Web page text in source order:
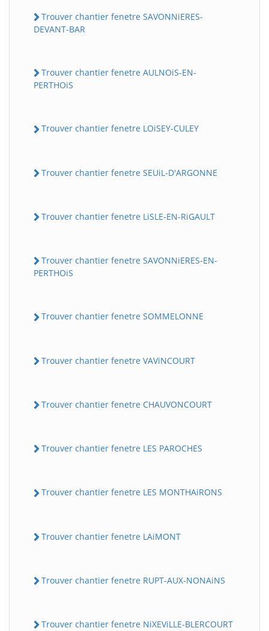
Trouver chantier fenetre SAVONNiERES-
DEVANT-BAR
Trouver chantier fenetre AULNOiS-EN-
PERTHOiS
Trouver chantier fenetre LOiSEY-CULEY
Trouver chantier fenetre SEUiL-D'ARGONNE
Trouver chantier fenetre LiSLE-EN-RiGAULT
Trouver chantier fenetre SAVONNiERES-EN-
PERTHOiS
Trouver chantier fenetre SOMMELONNE
Trouver chantier fenetre VAViNCOURT
Trouver chantier fenetre CHAUVONCOURT
Trouver chantier fenetre LES PAROCHES
Trouver chantier fenetre LES MONTHAiRONS
Trouver chantier fenetre LAiMONT
Trouver chantier fenetre RUPT-AUX-NONAiNS
Trouver chantier fenetre NiXEViLLE-BLERCOURT